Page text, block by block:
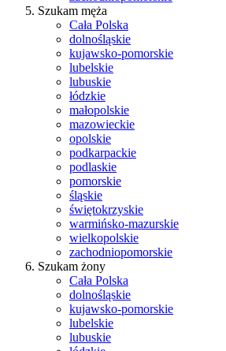
Szukam męża
Cała Polska
dolnośląskie
kujawsko-pomorskie
lubelskie
lubuskie
łódzkie
małopolskie
mazowieckie
opolskie
podkarpackie
podlaskie
pomorskie
śląskie
świętokrzyskie
warmińsko-mazurskie
wielkopolskie
zachodniopomorskie
Szukam żony
Cała Polska
dolnośląskie
kujawsko-pomorskie
lubelskie
lubuskie